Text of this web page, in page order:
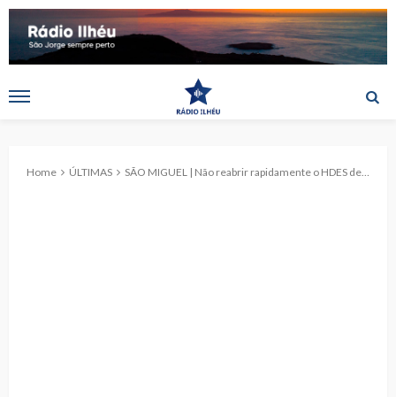
Home ÚLTIMAS SÃO MIGUEL | Não reabrir rapidamente o HDES depois do incêndio foi “a maior irresponsabilidade da história da Autonomia”